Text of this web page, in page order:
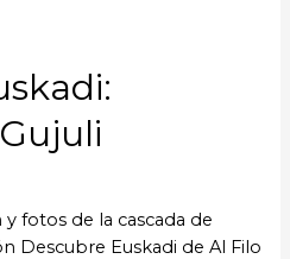
fotos de la cascada de
Descubre Euskadi de Al Filo